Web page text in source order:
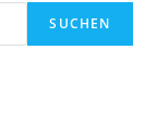
SUCHEN